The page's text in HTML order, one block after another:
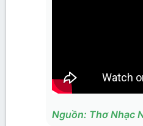
Nguồn: Thơ Nhạc